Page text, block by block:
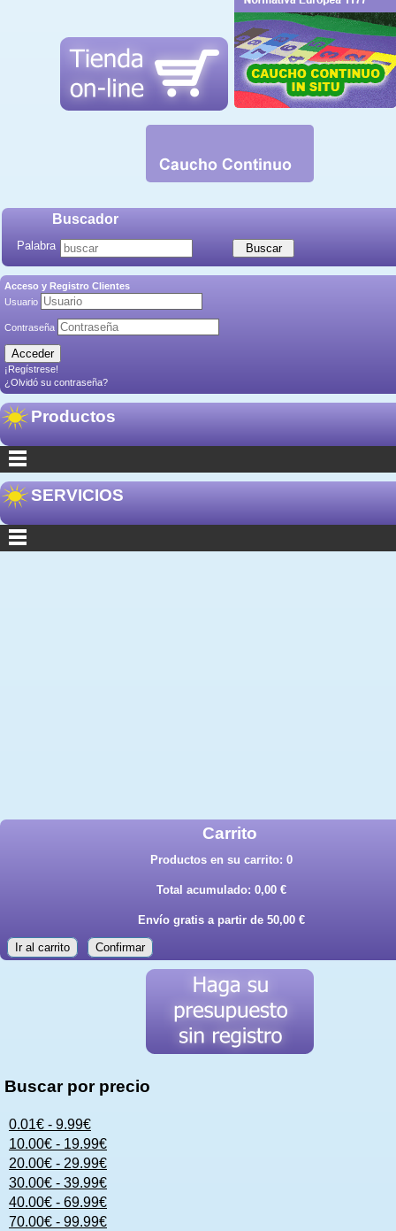
Buscador
Palabra
Acceso y Registro Clientes
Usuario
Contraseña
¡Regístrese!
¿Olvidó su contraseña?
Productos
SERVICIOS
Carrito
Productos en su carrito: 0
Total acumulado: 0,00 €
Envío gratis a partir de 50,00 €
Ir al carrito Confirmar
Buscar por precio
0.01€ - 9.99€
10.00€ - 19.99€
20.00€ - 29.99€
30.00€ - 39.99€
40.00€ - 69.99€
70.00€ - 99.99€